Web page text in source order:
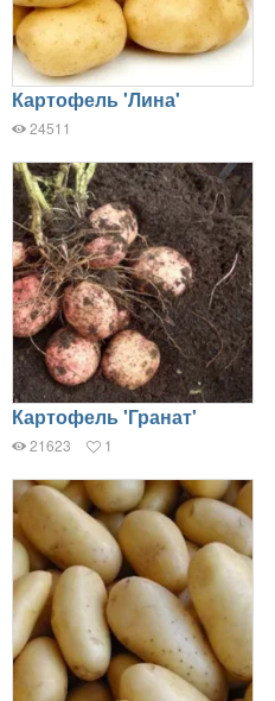
Картофель 'Лина'
24511
Картофель 'Гранат'
21623 1